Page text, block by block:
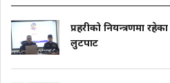
प्रहरीको नियन्त्रणमा
लुटपाट